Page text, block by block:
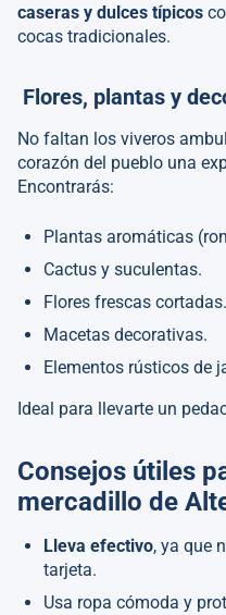
caseras y dulces típicos
cocas tradicionales.
Flores, plantas y
No faltan los viveros
corazón del pueblo una
Encontrarás:
Plantas aromáticas
Cactus y suculentas.
Flores frescas cortadas.
Macetas decorativas.
Elementos rústicos de
Ideal para llevarte un
Consejos útiles
mercadillo de
Lleva efectivo, ya que
tarjeta.
Usa ropa cómoda y